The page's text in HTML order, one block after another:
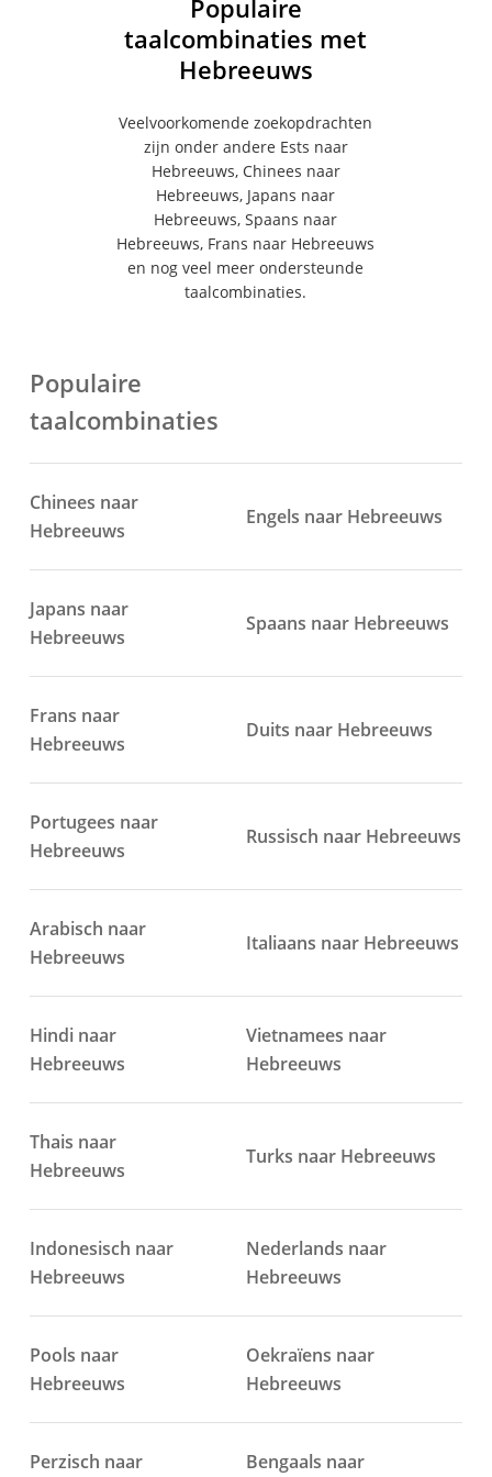
Populaire
taalcombinaties met
Hebreeuws
Veelvoorkomende zoekopdrachten
zijn onder andere Ests naar
Hebreeuws, Chinees naar
Hebreeuws, Japans naar
Hebreeuws, Spaans naar
Hebreeuws, Frans naar Hebreeuws
en nog veel meer ondersteunde
taalcombinaties.
Populaire
taalcombinaties
Chinees naar
Hebreeuws
Engels naar Hebreeuws
Japans naar
Hebreeuws
Spaans naar Hebreeuws
Frans naar
Hebreeuws
Duits naar Hebreeuws
Portugees naar
Hebreeuws
Russisch naar Hebreeuws
Arabisch naar
Hebreeuws
Italiaans naar Hebreeuws
Hindi naar
Hebreeuws
Vietnamees naar
Hebreeuws
Thais naar
Hebreeuws
Turks naar Hebreeuws
Indonesisch naar
Hebreeuws
Nederlands naar
Hebreeuws
Pools naar
Hebreeuws
Oekraïens naar
Hebreeuws
Perzisch naar Bengaals naar